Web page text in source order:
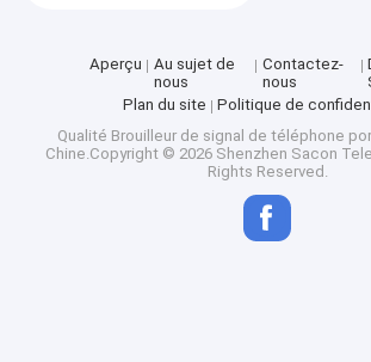
Aperçu
Au sujet de
nous
Contactez-
nous
Plan du site
Politique de
Qualité Brouilleur de signal de téléphone
Chine.Copyright © 2026 Shenzhen Sacon
Rights Reserved.